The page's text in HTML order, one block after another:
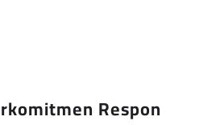
Respon